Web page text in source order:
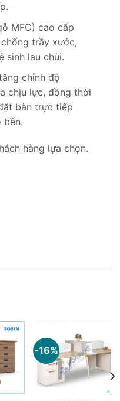
MFC) cao cấp
trầy xước,
sinh lau chùi.
chỉnh độ
chịu lực, đồng thời
bàn trực tiếp
bền.
hàng lựa chọn.
-16%